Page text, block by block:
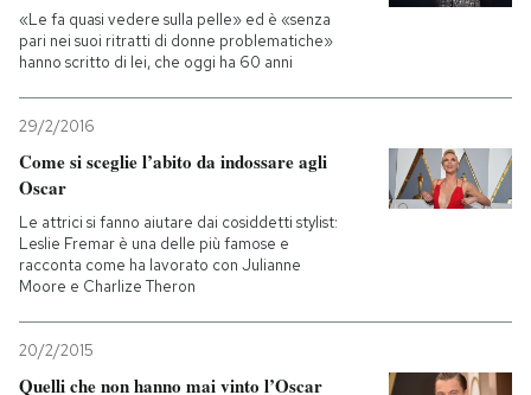
Internet
Scienza
Economia
Sport
Ok Boomer!
Mondiali calcio 2026
PODCAST
NEWSLETTER
«Le fa quasi vedere sulla pelle» ed è «senza
pari nei suoi ritratti di donne problematiche»
hanno scritto di lei, che oggi ha 60 anni
29/2/2016
Come si sceglie l’abito da indossare agli
Oscar
Le attrici si fanno aiutare dai cosiddetti stylist:
Leslie Fremar è una delle più famose e
racconta come ha lavorato con Julianne
Moore e Charlize Theron
20/2/2015
Quelli che non hanno mai vinto l’Oscar